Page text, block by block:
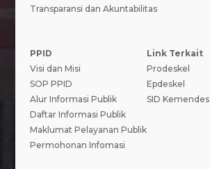
Transparansi dan Akuntabilitas
PPID
Visi dan Misi
SOP PPID
Alur Informasi Publik
Daftar Informasi Publik
Maklumat Pelayanan Publik
Permohonan Infomasi
Link Terkait
Prodeskel
Epdeskel
SID Kemendes